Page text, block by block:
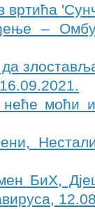
вртића
–
моћи
БиХ,